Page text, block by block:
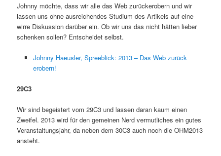
Johnny möchte, dass wir alle das Web zurückerobern und wir
lassen uns ohne ausreichendes Studium des Artikels auf eine
wirre Diskussion darüber ein. Ob wir uns das nicht hätten lieber
schenken sollen? Entscheidet selbst.
Johnny Haeusler, Spreeblick: 2013 – Das Web zurück
erobern!
29C3
Wir sind begeistert vom 29C3 und lassen daran kaum einen
Zweifel. 2013 wird für den gemeinen Nerd vermutliches ein gutes
Veranstaltungsjahr, da neben dem 30C3 auch noch die OHM2013
ansteht.